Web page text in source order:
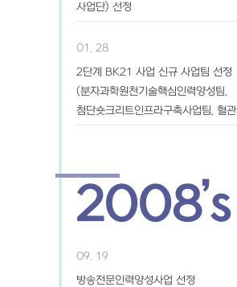
사업단) 선정
01. 28
2단계 BK21 사업 신규 사업팀 선정
(분자과학원천기술핵심인력양성팀,
첨단숏크리트인프라구축사업팀, 혈
2008’s
09. 19
방송전문인력양성사업 선정